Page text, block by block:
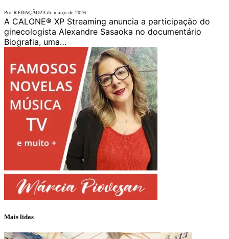
Por REDAÇÃO23 de março de 2026
A CALONE® XP Streaming anuncia a participação do
ginecologista Alexandre Sasaoka no documentário
Biografia, uma…
Mais lidas